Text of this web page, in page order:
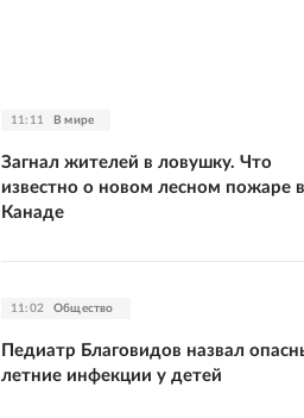
11:11 В мире
Загнал жителей в ловушку. Что
известно о новом лесном пожаре в
Канаде
11:02 Общество
Педиатр Благовидов назвал
летние инфекции у детей